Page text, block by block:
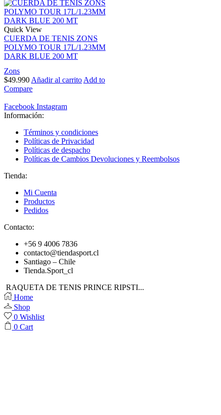
Quick View
CUERDA DE TENIS ZONS
POLYMO TOUR 17L/1.23MM
DARK BLUE 200 MT
Zons
$49.990 Añadir al carrito Add to
Compare
Facebook Instagram
Información:
Términos y condiciones
Políticas de Privacidad
Políticas de despacho
Políticas de Cambios Devoluciones y Reembolsos
Tienda:
Mi Cuenta
Productos
Pedidos
Contacto:
+56 9 4006 7836
contacto@tiendasport.cl
Santiago – Chile
Tienda.Sport_cl
RAQUETA DE TENIS PRINCE RIPSTI...
Home
Shop
0 Wishlist
0 Cart